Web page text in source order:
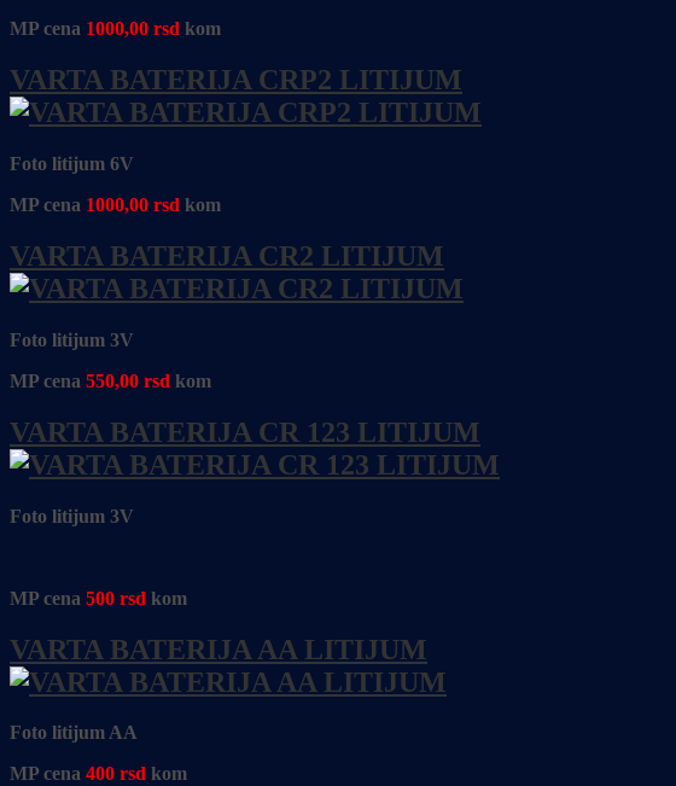
MP cena 1000,00 rsd kom
VARTA BATERIJA CRP2 LITIJUM
Foto litijum 6V
MP cena 1000,00 rsd kom
VARTA BATERIJA CR2 LITIJUM
Foto litijum 3V
MP cena 550,00 rsd kom
VARTA BATERIJA CR 123 LITIJUM
Foto litijum 3V
MP cena 500 rsd kom
VARTA BATERIJA AA LITIJUM
Foto litijum AA
MP cena 400 rsd kom